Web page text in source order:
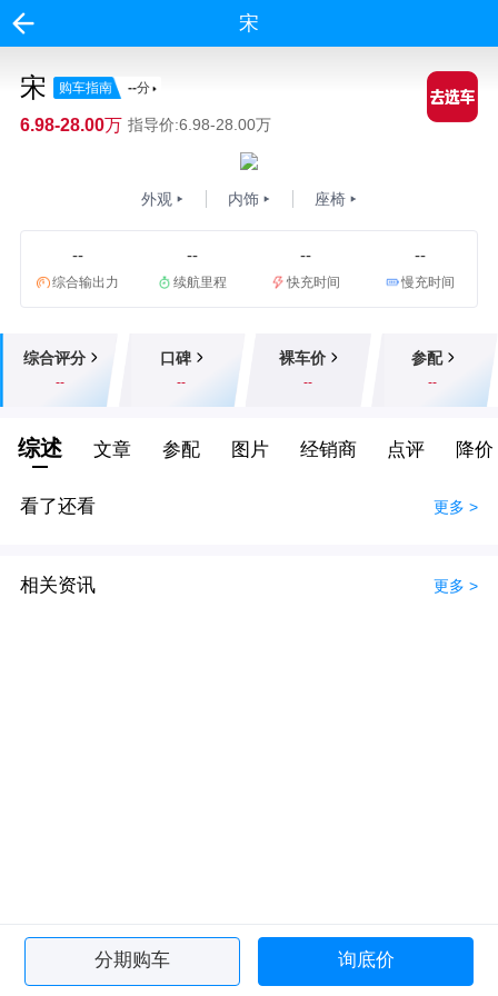
宋
宋 购车指南 --分
6.98-28.00万 指导价:6.98-28.00万
外观 内饰 座椅
--
综合输出力
--
续航里程
--
快充时间
--
慢充时间
综合评分
--
口碑
--
裸车价
--
参配
--
综述 文章 参配 图片 经销商 点评 降价
看了还看 更多 >
相关资讯 更多 >
分期购车 询底价